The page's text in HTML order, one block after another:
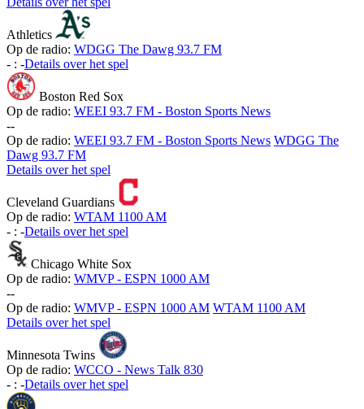
Athletics
Op de radio: WDGG The Dawg 93.7 FM
- : -Details over het spel
Boston Red Sox
Op de radio: WEEI 93.7 FM - Boston Sports News
--
Op de radio: WEEI 93.7 FM - Boston Sports News WDGG The
Dawg 93.7 FM
Details over het spel
Cleveland Guardians
Op de radio: WTAM 1100 AM
- : -Details over het spel
Chicago White Sox
Op de radio: WMVP - ESPN 1000 AM
--
Op de radio: WMVP - ESPN 1000 AM WTAM 1100 AM
Details over het spel
Minnesota Twins
Op de radio: WCCO - News Talk 830
- : -Details over het spel